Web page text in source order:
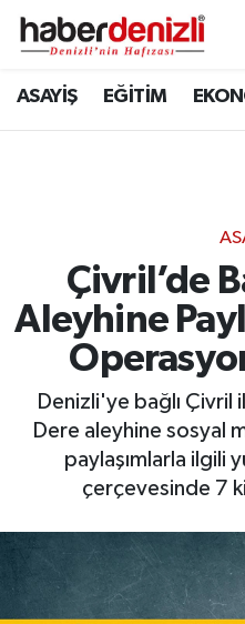
ASAYİŞ EĞİTİM
Çivril’de
Aleyhine
Denizli'ye bağlı Çivril
Dere aleyhine sosyal
paylaşımlarla ilgili
çerçevesinde 7
Denizli Nöbetçi
Tüm Manşetler
Son Dakika Haberleri
Haber Arşivi